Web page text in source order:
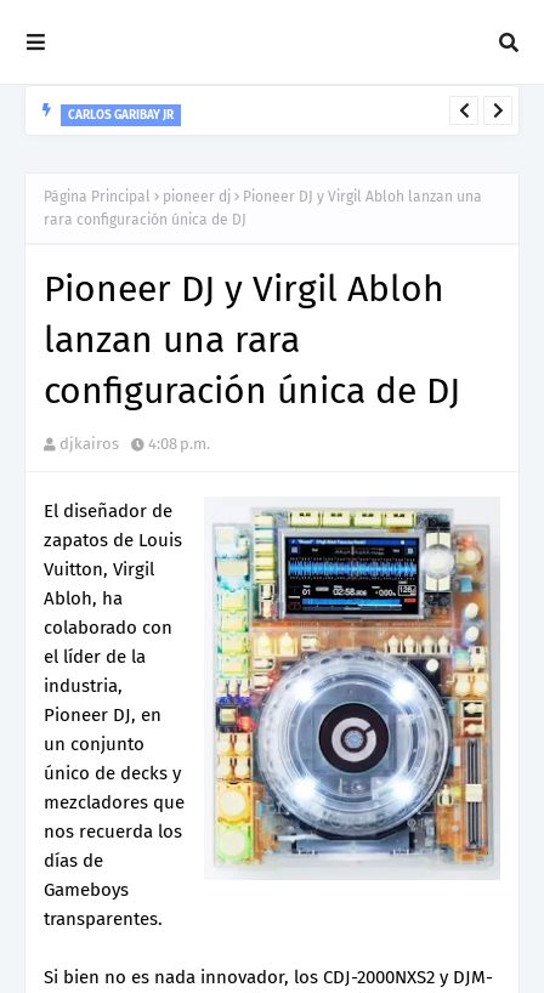
CARLOS GARIBAY JR
Página Principal pioneer dj
Pioneer DJ y Virgil Abloh lanzan una
rara configuración única de DJ
Pioneer DJ y Virgil Abloh
lanzan una rara
configuración única de DJ
djkairos 4:08 p.m.
El diseñador de
zapatos de Louis
Vuitton, Virgil
Abloh, ha
colaborado con
el líder de la
industria,
Pioneer DJ, en
un conjunto
único de decks y
mezcladores que
nos recuerda los
días de
Gameboys
transparentes.
Si bien no es nada innovador, los CDJ-2000NXS2 y DJM-